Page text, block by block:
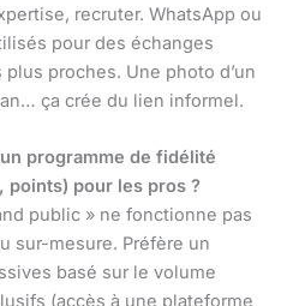
recruter. WhatsApp ou
pour des échanges
proches. Une photo d’un
ça crée du lien informel.
programme de fidélité
pour les pros ?
public » ne fonctionne pas
sur-mesure. Préfère un
basé sur le volume
(accès à une plateforme